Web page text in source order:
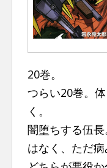
20巻。
つらい20巻。
く。
闇堕ちする伍
はなく、ただ